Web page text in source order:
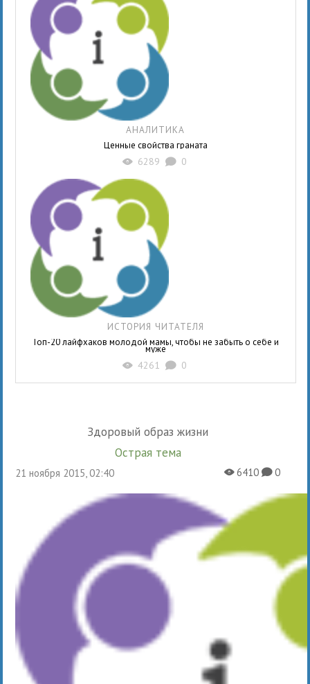
АНАЛИТИКА
Ценные свойства граната
X 6289 K 0
ИСТОРИЯ ЧИТАТЕЛЯ
Топ-20 лайфхаков молодой мамы, чтобы не забыть о себе и
муже
X 4261 K 0
Здоровый образ жизни
Острая тема
21 ноября 2015, 02:40 X6410K0